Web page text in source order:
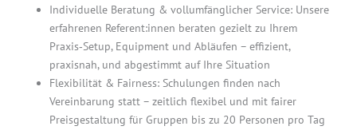
Individuelle Beratung & vollumfänglicher Service: Unsere
erfahrenen Referent:innen beraten gezielt zu Ihrem
Praxis‑Setup, Equipment und Abläufen – effizient,
praxisnah, und abgestimmt auf Ihre Situation
Flexibilität & Fairness: Schulungen finden nach
Vereinbarung statt – zeitlich flexibel und mit fairer
Preisgestaltung für Gruppen bis zu 20 Personen pro Tag